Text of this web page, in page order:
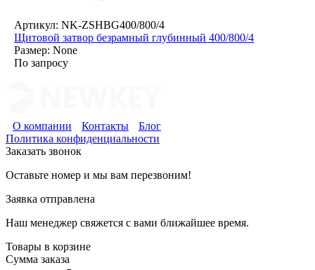
Артикул: NK-ZSHBG400/800/4
Щитовой затвор безрамный глубинный 400/800/4
Размер: None
По запросу
О компании Контакты
Блог
Политика конфиденциальности
Заказать звонок
Оставьте номер и мы вам перезвоним!
Заявка отправлена
Наш менеджер свяжется с вами ближайшее время.
Товары в корзине
Сумма заказа